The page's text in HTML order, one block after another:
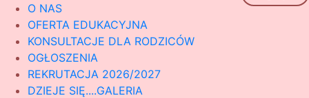
O NAS
OFERTA EDUKACYJNA
KONSULTACJE DLA RODZICÓW
OGŁOSZENIA
REKRUTACJA 2026/2027
DZIEJE SIĘ....GALERIA